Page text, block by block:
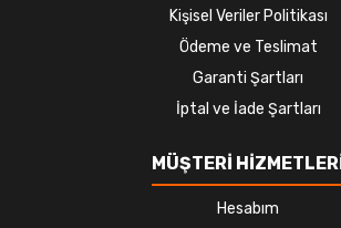
Kişisel Veriler Politikası
Ödeme ve Teslimat
Garanti Şartları
İptal ve İade Şartları
MÜŞTERİ
Hesabım